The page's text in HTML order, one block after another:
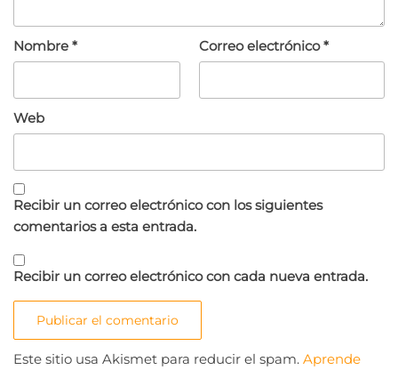
Nombre * Correo electrónico*
Web
Recibir un correo electrónico con los siguientes
comentarios a esta entrada.
Recibir un correo electrónico con cada nueva entrada.
Este sitio usa Akismet para reducir el spam. Aprende